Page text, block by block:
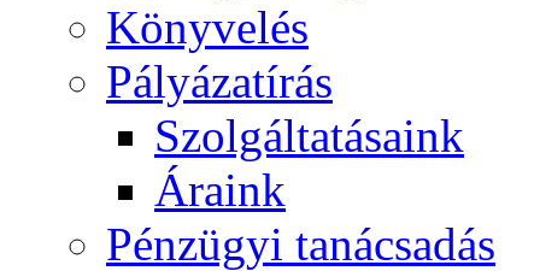
Könyvelés
Pályázatírás
Szolgáltatásaink
Áraink
Pénzügyi tanácsadás